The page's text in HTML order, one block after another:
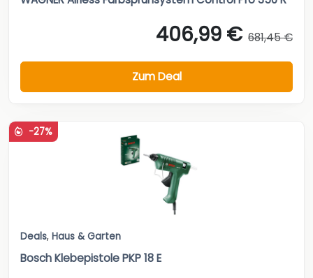
406,99 € 681,45 €
Zum Deal
-27%
Deals, Haus & Garten
Bosch Klebepistole PKP 18 E